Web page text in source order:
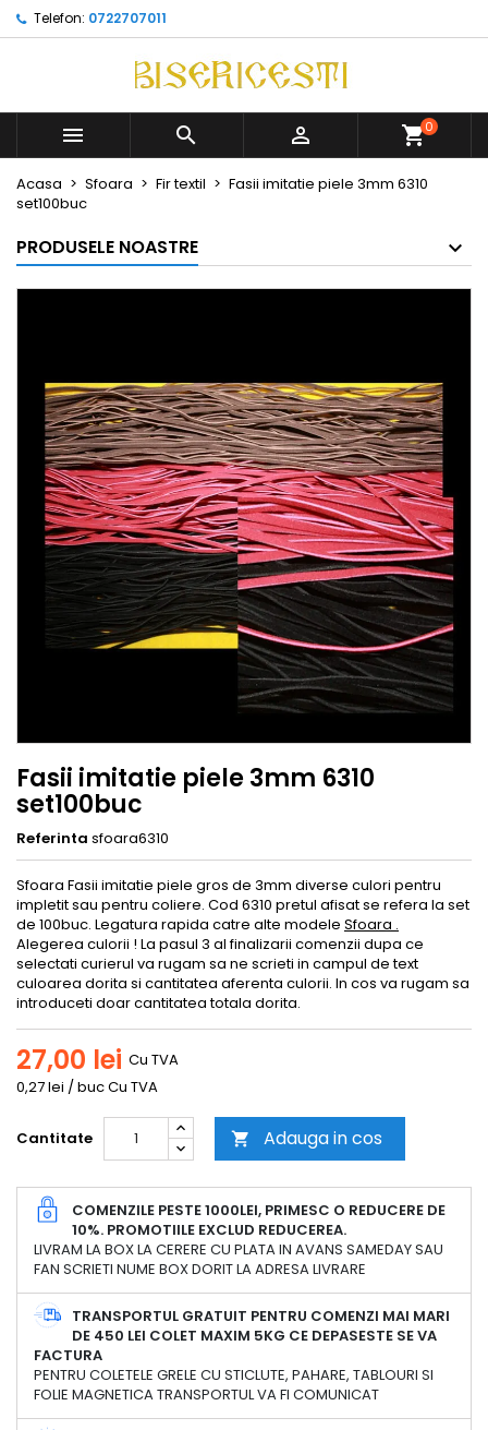
Telefon: 0722707011
   0
Acasa Sfoara Fir textil
Fasii imitatie piele 3mm 6310
set100buc
PRODUSELE NOASTRE
Fasii imitatie piele 3mm 6310
set100buc
Referinta sfoara6310
Sfoara Fasii imitatie piele gros de 3mm diverse culori pentru
impletit sau pentru coliere. Cod 6310 pretul afisat se refera la set
de 100buc. Legatura rapida catre alte modele Sfoara .
Alegerea culorii ! La pasul 3 al finalizarii comenzii dupa ce
selectati curierul va rugam sa ne scrieti in campul de text
culoarea dorita si cantitatea aferenta culorii. In cos va rugam sa
introduceti doar cantitatea totala dorita.
27,00 lei Cu TVA
0,27 lei / buc Cu TVA
Cantitate  Adauga in cos
COMENZILE PESTE 1000LEI, PRIMESC O REDUCERE DE
10%. PROMOTIILE EXCLUD REDUCEREA.
LIVRAM LA BOX LA CERERE CU PLATA IN AVANS SAMEDAY SAU
FAN SCRIETI NUME BOX DORIT LA ADRESA LIVRARE
TRANSPORTUL GRATUIT PENTRU COMENZI MAI MARI
DE 450 LEI COLET MAXIM 5KG CE DEPASESTE SE VA
FACTURA
PENTRU COLETELE GRELE CU STICLUTE, PAHARE, TABLOURI SI
FOLIE MAGNETICA TRANSPORTUL VA FI COMUNICAT